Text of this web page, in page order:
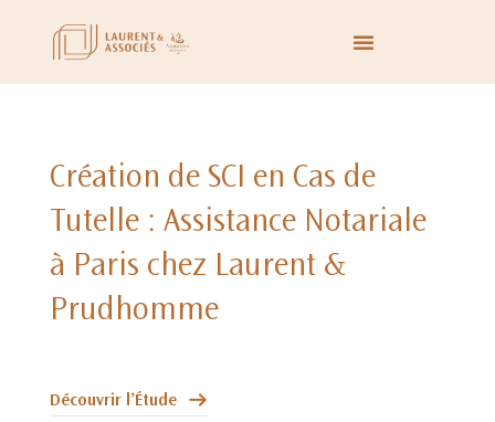
Création de SCI en Cas de
Tutelle : Assistance Notariale
à Paris chez Laurent &
Prudhomme
Découvrir l’Étude